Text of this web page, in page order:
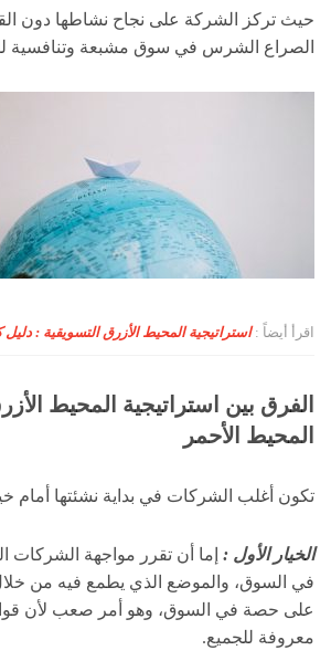
حيث تركز الشركة على نجاح نشاطها دون
الصراع الشرس في سوق مشبعة وتنافسية
اقرأ أيضاً :استراتيجية المحيط الأزرق التسويقية : دليل
الفرق بين استراتيجية المحيط
المحيط الأحمر
تكون أغلب الشركات في بداية نشئتها أمام
الخيار الأول : إما أن تقرر مواجهة الشركات
في السوق، والموضع الذي يطمع فيه من
على حصة في السوق، وهو أمر صعب لأن
معروفة للجميع.